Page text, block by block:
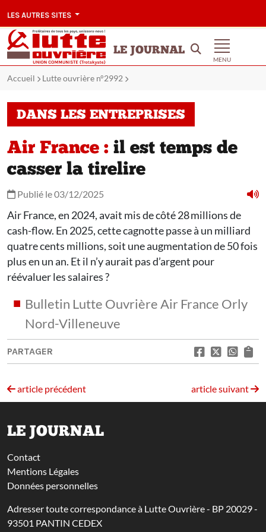
LES AUTRES SITES
LE JOURNAL
MENU
Accueil Lutte ouvrière n°2992
DANS LES ENTREPRISES
Air France : il est temps de
casser la tirelire
Publié le 03/12/2025
Air France, en 2024, avait mis de côté 28 millions de
cash-flow. En 2025, cette cagnotte passe à un milliard
quatre cents millions, soit une augmentation de 50 fois
plus en un an. Et il n’y aurait pas d’argent pour
réévaluer les salaires ?
Bulletin Lutte Ouvrière Air France Orly
Nord-Villeneuve
PARTAGER
article précédent article suivant
LE JOURNAL
Contact
Mentions Légales
Données personnelles
Adresser toute correspondance à Lutte Ouvrière - BP 20029 -
93501 PANTIN CEDEX